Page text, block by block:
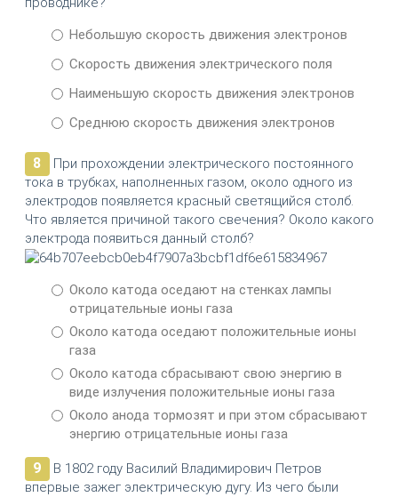
Небольшую скорость движения электронов
Скорость движения электрического поля
Наименьшую скорость движения электронов
Среднюю скорость движения электронов
8
При прохождении электрического постоянного
тока в трубках, наполненных газом, около одного из
электродов появляется красный светящийся столб.
Что является причиной такого свечения? Около какого
электрода появиться данный столб?
Около катода оседают на стенках лампы
отрицательные ионы газа
Около катода оседают положительные ионы
газа
Около катода сбрасывают свою энергию в
виде излучения положительные ионы газа
Около анода тормозят и при этом сбрасывают
энергию отрицательные ионы газа
9
В 1802 году Василий Владимирович Петров
впервые зажег электрическую дугу. Из чего были